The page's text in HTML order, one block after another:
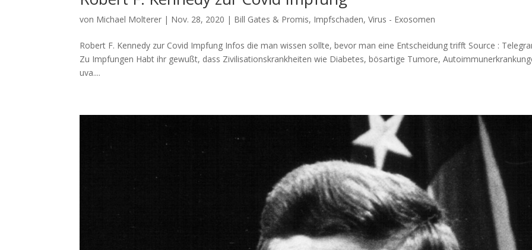
von Michael Molterer | Nov. 28, 2020 | Bill Gates & Promis, Impfschaden,Virus - Exosomen
Robert F. Kennedy zur Covid Impfung Infos die man wis­sen soll­te, bevor man eine Ent­schei­dung trifft Source :
Zu Imp­fun­gen Habt ihr gewußt, dass Zivi­li­sa­ti­ons­krank­hei­ten wie Dia­be­tes, bös­ar­ti­ge Tumo­re,
uva....